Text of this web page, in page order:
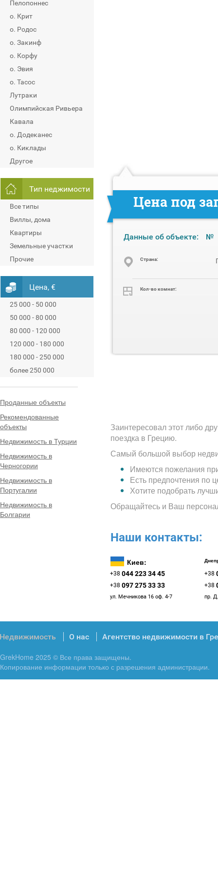
Пелопоннес
о. Крит
о. Родос
о. Закинф
о. Корфу
о. Эвия
о. Тасос
Лутраки
Олимпийская Ривьера
Кавала
о. Додеканес
о. Киклады
Другое
Тип неджимости
Все типы
Виллы, дома
Квартиры
Земельные участки
Прочие
Цена, €
25 000 - 50 000
50 000 - 80 000
80 000 - 120 000
120 000 - 180 000
180 000 - 250 000
более 250 000
Проданные объекты
Рекомендованные
объекты
Недвижимость в Турции
Недвижимость в
Черногории
Недвижимость в
Португалии
Недвижимость в
Болгарии
Цена под
Данные об объекте: №
Cтрана:
Кол-во комнат:
Заинтересовал этот либо
поездка в Грецию.
Самый большой выбор
Имеются пожелания
Есть предпочтения по
Хотите подобрать
Обращайтесь и Ваш
Наши контакты:
Киев:
+38 044 223 34 45 +38
+38 097 275 33 33 +38
ул. Мечникова 16 оф. 4-7 пр.
Недвижимость О нас Агентство недвижимости в
GrekHome 2025 © Все права защищены.
Копирование информации только с разрешения администрации.